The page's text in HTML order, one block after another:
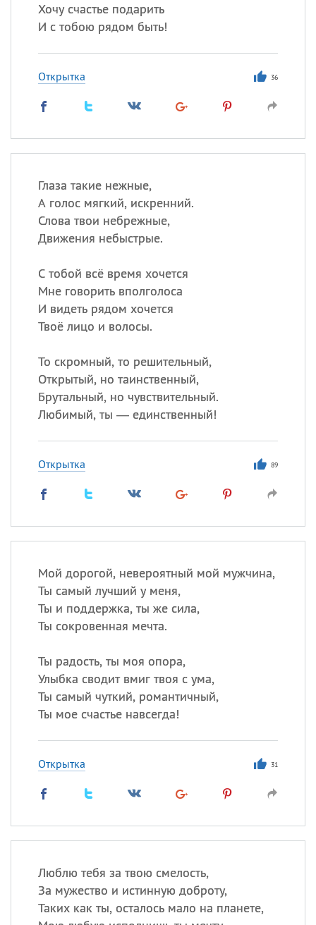
Хочу счастье подарить
И с тобою рядом быть!
Открытка 36
Глаза такие нежные,
А голос мягкий, искренний.
Слова твои небрежные,
Движения небыстрые.
С тобой всё время хочется
Мне говорить вполголоса
И видеть рядом хочется
Твоё лицо и волосы.
То скромный, то решительный,
Открытый, но таинственный,
Брутальный, но чувствительный.
Любимый, ты — единственный!
Открытка 89
Мой дорогой, невероятный мой мужчина,
Ты самый лучший у меня,
Ты и поддержка, ты же сила,
Ты сокровенная мечта.
Ты радость, ты моя опора,
Улыбка сводит вмиг твоя с ума,
Ты самый чуткий, романтичный,
Ты мое счастье навсегда!
Открытка 31
Люблю тебя за твою смелость,
За мужество и истинную доброту,
Таких как ты, осталось мало на планете,